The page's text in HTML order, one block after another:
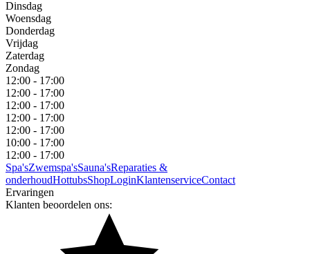
Dinsdag
Woensdag
Donderdag
Vrijdag
Zaterdag
Zondag
12:00 - 17:00
12:00 - 17:00
12:00 - 17:00
12:00 - 17:00
12:00 - 17:00
10:00 - 17:00
12:00 - 17:00
Spa'sZwemspa'sSauna'sReparaties &
onderhoudHottubsShopLoginKlantenserviceContact
Ervaringen
Klanten beoordelen ons: